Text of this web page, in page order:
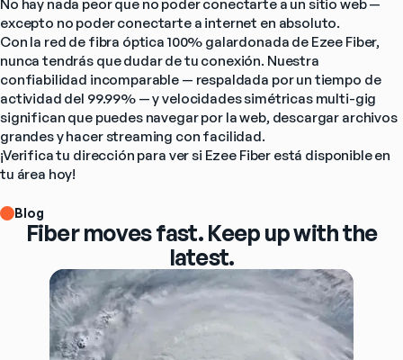
No hay nada peor que no poder conectarte a un sitio web —
excepto no poder conectarte a internet en absoluto.
Con la red de fibra óptica 100% galardonada de Ezee Fiber,
nunca tendrás que dudar de tu conexión. Nuestra
confiabilidad incomparable — respaldada por un tiempo de
actividad del 99.99% — y velocidades simétricas multi-gig
significan que puedes navegar por la web, descargar archivos
grandes y hacer streaming con facilidad.
¡Verifica tu dirección para ver si Ezee Fiber está disponible en
tu área hoy!
Blog
Fiber moves fast. Keep up with the
latest.